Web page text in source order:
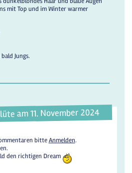
mit Top und im Winter warmer
Jungs.
am 11. November 2024
bitteAnmelden.
den richtigen Dream